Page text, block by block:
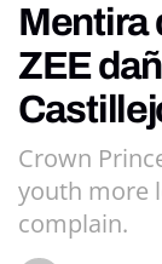
Mentira
ZEE
Crown
youth more
complain.